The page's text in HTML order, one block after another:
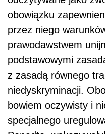
obowiązku
przez niego
prawodawstwem
podstawowymi
z zasadą równego
niedyskryminacji.
bowiem oczywisty i
specjalnego